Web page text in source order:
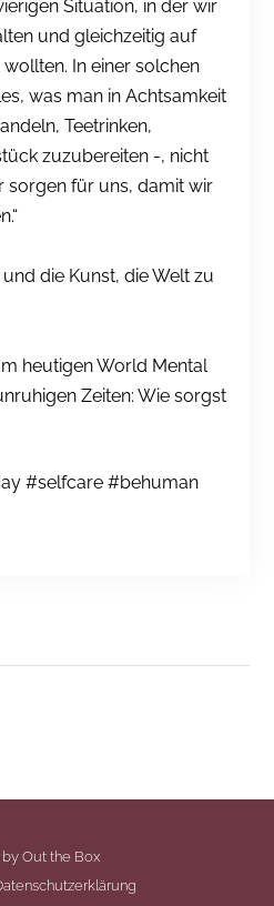
Situation, in der wir
und gleichzeitig auf
In einer solchen
was man in Achtsamkeit
Teetrinken,
zuzubereiten -, nicht
sorgen für uns, damit wir
die Kunst, die Welt zu
heutigen World Mental
Zeiten: Wie sorgst
#selfcare #behuman
byOut the Box